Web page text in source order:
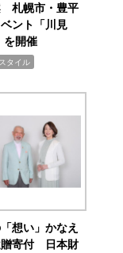
札幌市・豊平
ント「川見
を開催
タイル
想い」かなえ
寄付 日本財